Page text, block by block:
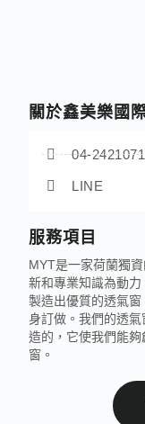
關於鑫美樂國
04-
LINE
服務項目
MYT是一家荷蘭獨
新和專業知識為動
製造出優質的透氣
身訂做。我們的透
造的，它使我們能
窗。